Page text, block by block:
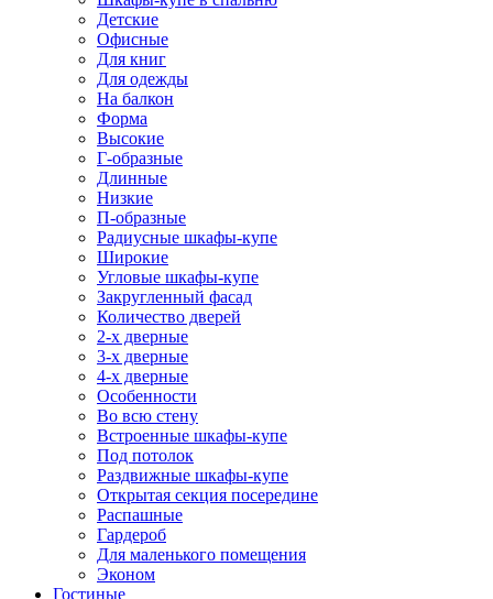
Детские
Офисные
Для книг
Для одежды
На балкон
Форма
Высокие
Г-образные
Длинные
Низкие
П-образные
Радиусные шкафы-купе
Широкие
Угловые шкафы-купе
Закругленный фасад
Количество дверей
2-х дверные
3-х дверные
4-х дверные
Особенности
Во всю стену
Встроенные шкафы-купе
Под потолок
Раздвижные шкафы-купе
Открытая секция посередине
Распашные
Гардероб
Для маленького помещения
Эконом
Гостиные